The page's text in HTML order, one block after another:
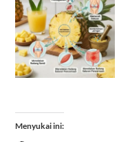
Menyukai ini: